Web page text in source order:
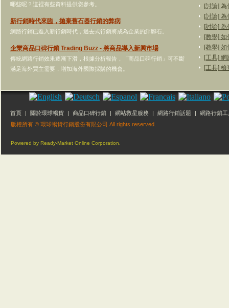
哪些呢？這裡有些資料提供您參考。
新行銷時代來臨，拋棄舊石器行銷的弊病
網路行銷已進入新行銷時代，過去式行銷將成為企業的絆腳石。
企業商品口碑行銷 Trading Buzz - 將商品導入新興市場
傳統網路行銷效果逐漸下滑，根據分析報告，「商品口碑行銷」可不斷
滿足海外買主需要，增加海外國際採購的機會。
[討論]
[討論]
[討論]
[教學]
[教學]
[工具]
[工具]
首頁 | 關於環球暢貨 | 商品口碑行銷 | 網站救星服務 | 網路行銷話題 |
網路行銷工
版權所有 © 環球暢貨行銷股份有限公司 All rights reserved.
Powered by Ready-Market Online Corporation.